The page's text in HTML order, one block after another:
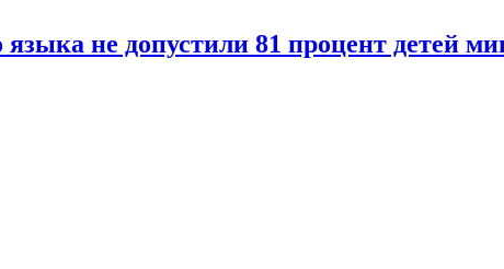
не допустили 81 процент детей